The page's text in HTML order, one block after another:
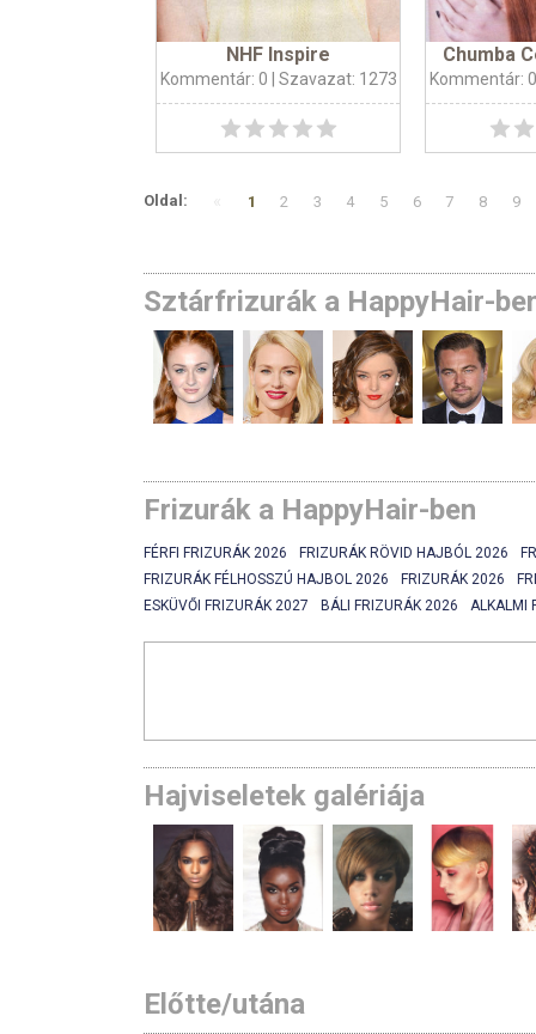
NHF Inspire
Kommentár: 0 | Szavazat: 1273
Chumba
Kommentár: 0
Oldal: 1 2 3 4 5 6 7 8 9
Sztárfrizurák a HappyHair-
Frizurák a HappyHair-ben
FÉRFI FRIZURÁK 2026 FRIZURÁK RÖVID HAJBÓL 2026
FRIZURÁK FÉLHOSSZÚ HAJBOL 2026
FRIZURÁK 2026
ESKÜVŐI FRIZURÁK 2027
BÁLI FRIZURÁK 2026 ALKALMI
Hajviseletek galériája
Előtte/utána